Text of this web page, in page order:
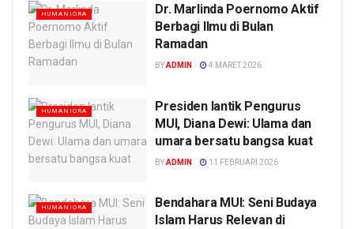
HUMANIORA
Dr. Marlinda Poernomo Aktif
Berbagi Ilmu di Bulan
Ramadan
BY ADMIN 4 MARET 2026
HUMANIORA
Presiden lantik Pengurus
MUI, Diana Dewi: Ulama dan
umara bersatu bangsa kuat
BY ADMIN 11 FEBRUARI 2026
HUMANIORA
Bendahara MUI: Seni Budaya
Islam Harus Relevan di